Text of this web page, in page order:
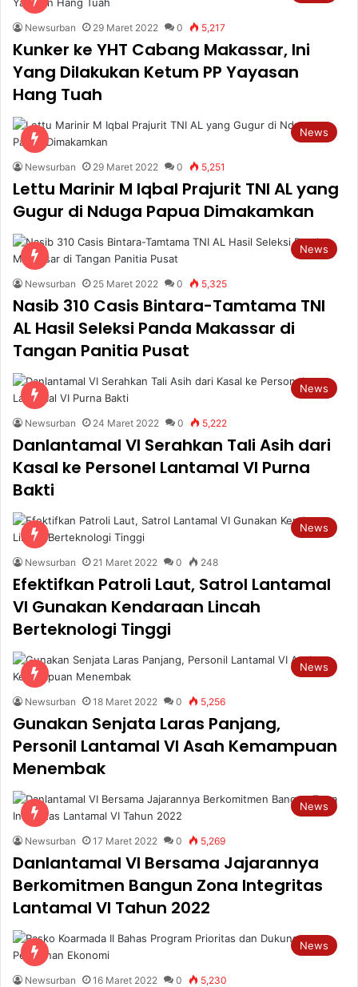
Newsurban 29 Maret 2022 0 5,217
Kunker ke YHT Cabang Makassar, Ini
Yang Dilakukan Ketum PP Yayasan
Hang Tuah
News
Newsurban 29 Maret 2022 0 5,251
Lettu Marinir M Iqbal Prajurit TNI AL yang
Gugur di Nduga Papua Dimakamkan
News
Newsurban 25 Maret 2022 0 5,325
Nasib 310 Casis Bintara-Tamtama TNI
AL Hasil Seleksi Panda Makassar di
Tangan Panitia Pusat
News
Newsurban 24 Maret 2022 0 5,222
Danlantamal VI Serahkan Tali Asih dari
Kasal ke Personel Lantamal VI Purna
Bakti
News
Newsurban 21 Maret 2022 0 248
Efektifkan Patroli Laut, Satrol Lantamal
VI Gunakan Kendaraan Lincah
Berteknologi Tinggi
News
Newsurban 18 Maret 2022 0 5,256
Gunakan Senjata Laras Panjang,
Personil Lantamal VI Asah Kemampuan
Menembak
News
Newsurban 17 Maret 2022 0 5,269
Danlantamal VI Bersama Jajarannya
Berkomitmen Bangun Zona Integritas
Lantamal VI Tahun 2022
News
Newsurban 16 Maret 2022 0 5,230